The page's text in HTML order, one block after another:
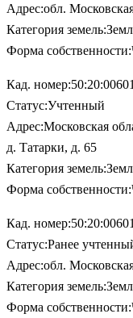
Адрес:обл.
Категория
Форма
Кад.
Статус:Учтенный
Адрес:Московская
д. Татарки, д. 65
Категория
Форма
Кад.
Статус:Ранее
Адрес:обл.
Категория
Форма